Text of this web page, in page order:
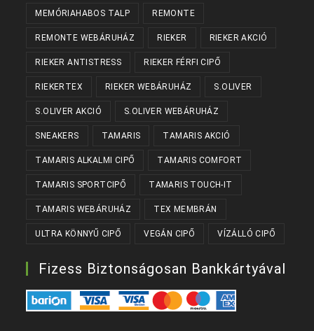
MEMÓRIAHABOS TALP REMONTE
REMONTE WEBÁRUHÁZ RIEKER RIEKER AKCIÓ
RIEKER ANTISTRESS RIEKER FÉRFI CIPŐ
RIEKERTEX RIEKER WEBÁRUHÁZ S.OLIVER
S.OLIVER AKCIÓ S.OLIVER WEBÁRUHÁZ
SNEAKERS TAMARIS TAMARIS AKCIÓ
TAMARIS ALKALMI CIPŐ TAMARIS COMFORT
TAMARIS SPORTCIPŐ TAMARIS TOUCH-IT
TAMARIS WEBÁRUHÁZ TEX MEMBRÁN
ULTRA KÖNNYŰ CIPŐ VEGÁN CIPŐ VÍZÁLLÓ CIPŐ
Fizess Biztonságosan Bankkártyával